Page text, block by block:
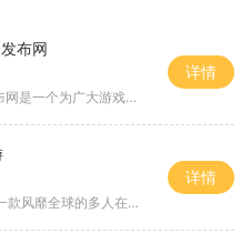
布网
传奇世界手游sf新服网发布网是一个为广大游戏玩家提供最新、最全面的传奇世界手游私服信息的平台。传奇世界手游作为一款风靡全球的经典游戏，在手游市场上也备受瞩目。而这个由
详情
蟠龙微变传奇世界手游是一款风靡全球的多人在线角色扮演游戏。玩家可以体验到丰富多样的职业选择、刺激战斗和合作玩法，享受到一个无限可能的虚拟世界。在蟠龙微变传奇世界手
详情